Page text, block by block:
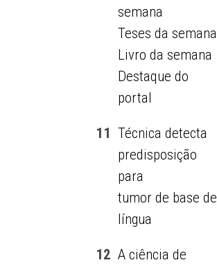
semana
Teses da semana
Livro da semana
Destaque do
portal
11 Técnica detecta
predisposição
para
tumor de base de
língua
12 A ciência de